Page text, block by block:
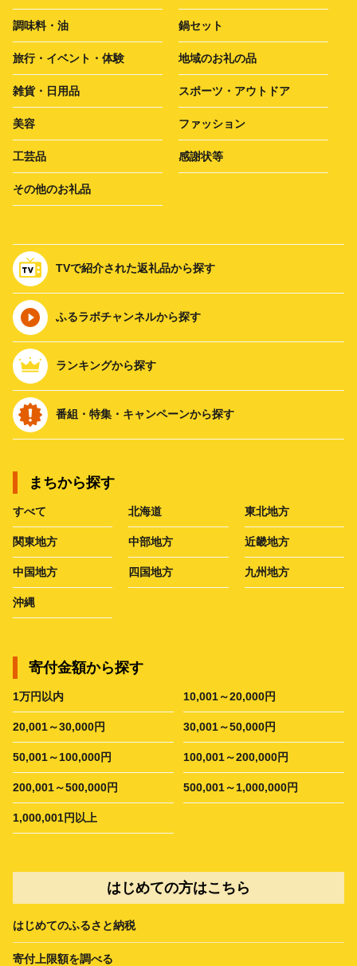
調味料・油 鍋セット
旅行・イベント・体験 地域のお礼の品
雑貨・日用品 スポーツ・アウトドア
美容 ファッション
工芸品 感謝状等
その他のお礼品
TVで紹介された返礼品から探す
ふるラボチャンネルから探す
ランキングから探す
番組・特集・キャンペーンから探す
まちから探す
すべて 北海道 東北地方
関東地方 中部地方 近畿地方
中国地方 四国地方 九州地方
沖縄
寄付金額から探す
1万円以内 10,001～20,000円
20,001～30,000円 30,001～50,000円
50,001～100,000円 100,001～200,000円
200,001～500,000円 500,001～1,000,000円
1,000,001円以上
はじめての方はこちら
はじめてのふるさと納税
寄付上限額を調べる